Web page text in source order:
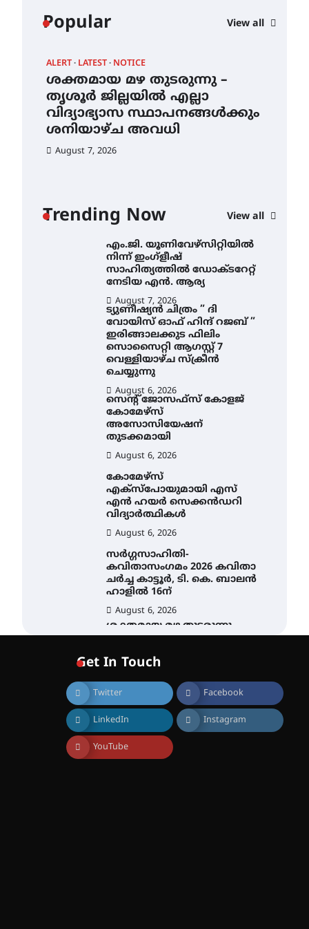
Popular View all
ALERT LATEST NOTICE
ശക്തമായ മഴ തുടരുന്നു –
തൃശൂർ ജില്ലയിൽ എല്ലാ
വിദ്യാഭ്യാസ സ്ഥാപനങ്ങൾക്കും
ശനിയാഴ്ച അവധി
August 7, 2026
Trending Now View all
എക്സ്പോയുമായി എസ്
August 6, 2026
സർഗ്ഗസാഹിതി-
കവിതാസംഗമം 2026 കവിതാ
ചർച്ച കാട്ടൂർ, ടി. കെ. ബാലൻ
ഹാളിൽ 16ന്
August 6, 2026
ശനിയാഴ്ച അവധി
എം.ജി. യൂണിവേഴ്‌സിറ്റിയിൽ
നിന്ന് ഇംഗ്ളീഷ്
സാഹിത്യത്തിൽ ഡോക്ടറേറ്റ്
നേടിയ എൻ. ആര്യ
August 7, 2026
ട്യുണീഷ്യൻ ചിത്രം ” ദി
വോയിസ് ഓഫ് ഹിന്ദ് റജബ് ”
ഇരിങ്ങാലക്കുട ഫിലിം
സൊസൈറ്റി ആഗസ്റ്റ് 7
വെള്ളിയാഴ്ച സ്‌ക്രീൻ
ചെയ്യുന്നു
August 6, 2026
സെന്റ് ജോസഫ്സ് കോളജ്
കോമേഴ്‌സ്
അസോസിയേഷന്
തുടക്കമായി
August 6, 2026
കോമേഴ്സ്
എക്സ്പോയുമായി എസ്
എൻ ഹയർ സെക്കൻഡറി
വിദ്യാർത്ഥികൾ
August 6, 2026
സർഗ്ഗസാഹിതി-
കവിതാസംഗമം 2026 കവിതാ
ചർച്ച കാട്ടൂർ, ടി. കെ. ബാലൻ
ഹാളിൽ 16ന്
August 6, 2026
ശക്തമായ മഴ തുടരുന്നു –
തൃശൂർ ജില്ലയിൽ എല്ലാ
സ്ഥാപനങ്ങൾക്കും
August 7, 2026
എം.ജി. യൂണിവേഴ്‌സിറ്റിയിൽ
നിന്ന് ഇംഗ്ളീഷ്
സാഹിത്യത്തിൽ ഡോക്ടറേറ്റ്
നേടിയ എൻ. ആര്യ
Get In Touch
Twitter Facebook
LinkedIn Instagram
YouTube